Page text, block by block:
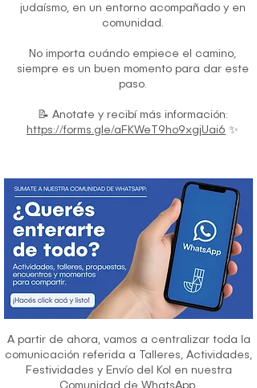
judaísmo, en un entorno acompañado y en
comunidad.
No importa cuándo empiece el camino,
siempre es un buen momento para dar este
paso.
📝 Anotate y recibí más información:
https://forms.gle/aFKWeT9ho9xgjUai6 ✨
A partir de ahora, vamos a centralizar toda la
comunicación referida a Talleres, Actividades,
Festividades y Envío del Kol en nuestra
Comunidad de WhatsApp.